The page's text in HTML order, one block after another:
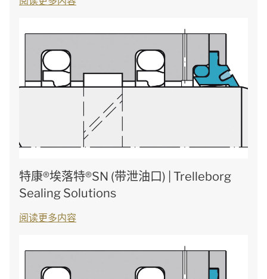
特康®埃落特®SN (带泄油口) | Trelleborg
Sealing Solutions
阅读更多内容